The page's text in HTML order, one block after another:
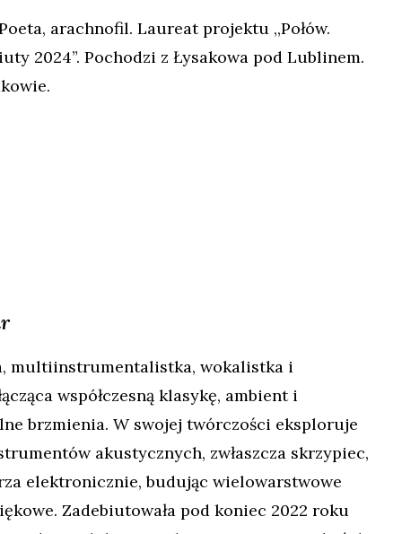
arachnofil. Laureat projektu ,,Połów.
2024”. Pochodzi z Łysakowa pod Lublinem.
multiinstrumentalistka, wokalistka i
współczesną klasykę, ambient i
brzmienia. W swojej twórczości eksploruje
akustycznych, zwłaszcza skrzypiec,
elektronicznie, budując wielowarstwowe
Zadebiutowała pod koniec 2022 roku